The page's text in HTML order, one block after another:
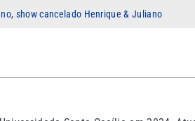
, show cancelado Henrique & Juliano